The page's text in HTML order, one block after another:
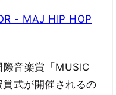
- MAJ HIP HOP
音楽賞「MUSIC
式が開催されるの